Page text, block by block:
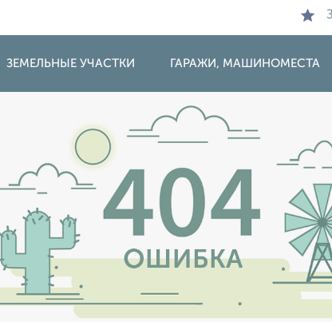
ЗЕМЕЛЬНЫЕ УЧАСТКИ ГАРАЖИ, МАШИНОМЕСТА